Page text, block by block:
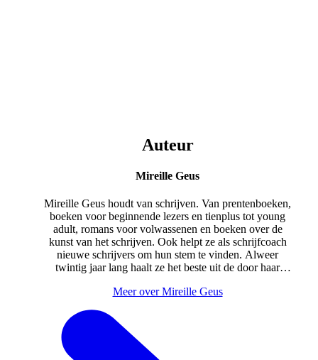
Auteur
Mireille Geus
Mireille Geus houdt van schrijven. Van prentenboeken,
boeken voor beginnende lezers en tienplus tot young
adult, romans voor volwassenen en boeken over de
kunst van het schrijven. Ook helpt ze als schrijfcoach
nieuwe schrijvers om hun stem te vinden. Alweer
twintig jaar lang haalt ze het beste uit de door haar
harten van vele kinderen. Voor haar jeugdboek
Meer over Mireille Geus